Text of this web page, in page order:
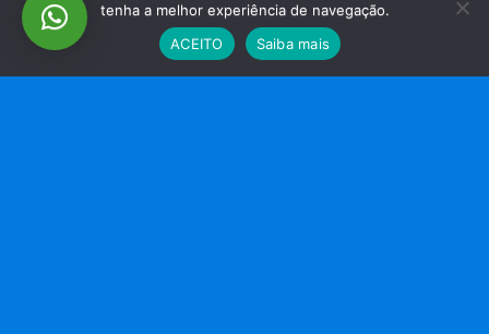
tenha a melhor experiência de navegação.
ACEITO
Saiba mais